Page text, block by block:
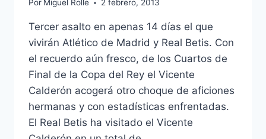
Por Miguel Rolle 2 febrero, 2013
Tercer asalto en apenas 14 días el que
vivirán Atlético de Madrid y Real Betis. Con
el recuerdo aún fresco, de los Cuartos de
Final de la Copa del Rey el Vicente
Calderón acogerá otro choque de aficiones
hermanas y con estadísticas enfrentadas.
El Real Betis ha visitado el Vicente